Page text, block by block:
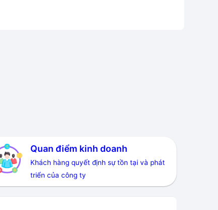
Quan điểm kinh doanh
Khách hàng quyết định sự tồn tại và phát
triển của công ty